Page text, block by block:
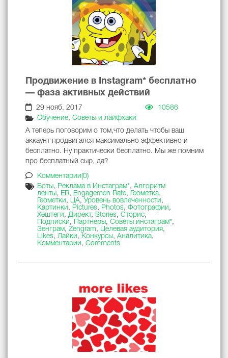
Продвижение в Instagram* бесплатно
— фаза активных действий
29 нояб. 2017
10586
Обучение, Советы и лайфхаки
А теперь поговорим о том,что делать чтобы ваш
аккаунт продвигался максимально эффективно и
бесплатно. Ну практически бесплатно. Мы же помним
про бесплатный сыр, да?
Комментарии(0)
Боты, Реклама в Инстаграм*, Алгоритм
ленты, ER, Engagemen Rate, Геометка,
Геометки, ЦА, Уровень вовлеченности,
Картинки, Pictures, Photos, Фотографии,
Хештеги, Директ, Stories, Сторис,
Подписки, Партнеры, Советы инстаграм*,
Зенграм, Zengram, Целевая аудитория,
Likes, Лайки, Конкурсы, Аналитика,
Комментарии, Comments